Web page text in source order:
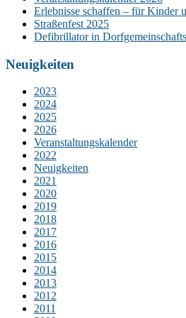
Erlebnisse schaffen – für Kinder
Straßenfest 2025
Defibrillator in
Neuigkeiten
2023
2024
2025
2026
Veranstaltungskalender
2022
Neuigkeiten
2021
2020
2019
2018
2017
2016
2015
2014
2013
2012
2011